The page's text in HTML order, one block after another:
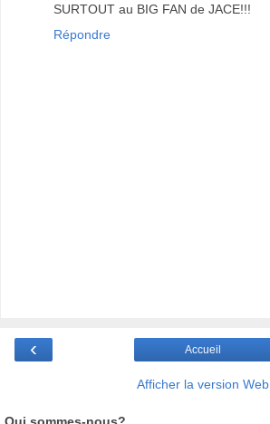
SURTOUT au BIG FAN de JACE!!!
Répondre
‹ Accueil
Afficher la version Web
Qui sommes-nous?